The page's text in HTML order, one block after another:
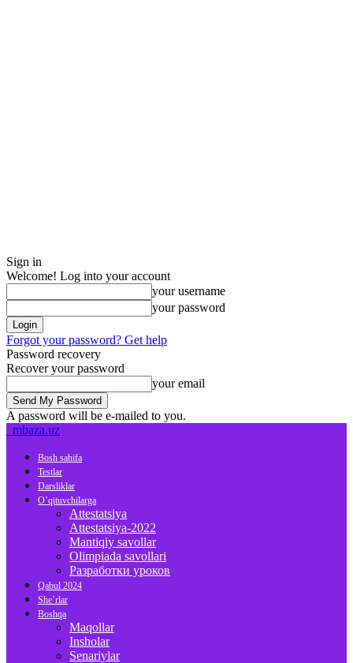
Sign in
Welcome! Log into your account
your username
your password
Forgot your password? Get help
Password recovery
Recover your password
your email
A password will be e-mailed to you.
mbaza.uz
Bosh sahifa
Testlar
Darsliklar
O’qituvchilarga
Attestatsiya
Attestatsiya-2022
Mantiqiy savollar
Olimpiada savollari
Разработки уроков
Qabul 2024
She’rlar
Boshqa
Maqollar
Insholar
Senariylar